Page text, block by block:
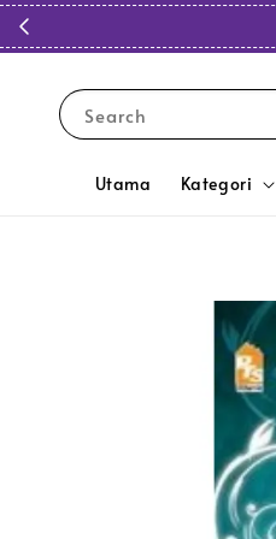
Search
Utama Kategori